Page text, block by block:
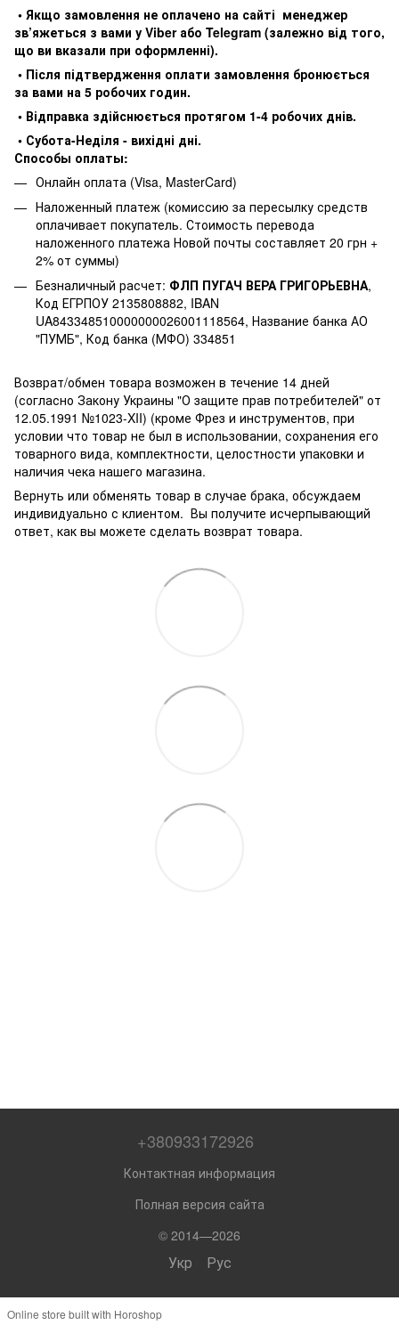
• Якщо замовлення не оплачено на сайті менеджер
зв’яжеться з вами у Viber або Telegram (залежно від того,
що ви вказали при оформленні).
• Після підтвердження оплати замовлення бронюється
за вами на 5 робочих годин.
• Відправка здійснюється протягом 1-4 робочих днів.
• Субота-Неділя - вихідні дні.
Способы оплаты:
Онлайн оплата (Visa, MasterCard)
Наложенный платеж (комиссию за пересылку средств
оплачивает покупатель. Стоимость перевода
наложенного платежа Новой почты составляет 20 грн +
2% от суммы)
Безналичный расчет: ФЛП ПУГАЧ ВЕРА ГРИГОРЬЕВНА,
Код ЕГРПОУ 2135808882, IBAN
UA843348510000000026001118564, Название банка АО
"ПУМБ", Код банка (МФО) 334851
Возврат/обмен товара возможен в течение 14 дней
(согласно Закону Украины "О защите прав потребителей" от
12.05.1991 №1023-XII) (кроме Фрез и инструментов, при
условии что товар не был в использовании, сохранения его
товарного вида, комплектности, целостности упаковки и
наличия чека нашего магазина.
Вернуть или обменять товар в случае брака, обсуждаем
индивидуально с клиентом. Вы получите исчерпывающий
ответ, как вы можете сделать возврат товара.
+380933172926
Контактная информация
Полная версия сайта
© 2014—2026
Укр Рус
Online store built with Horoshop